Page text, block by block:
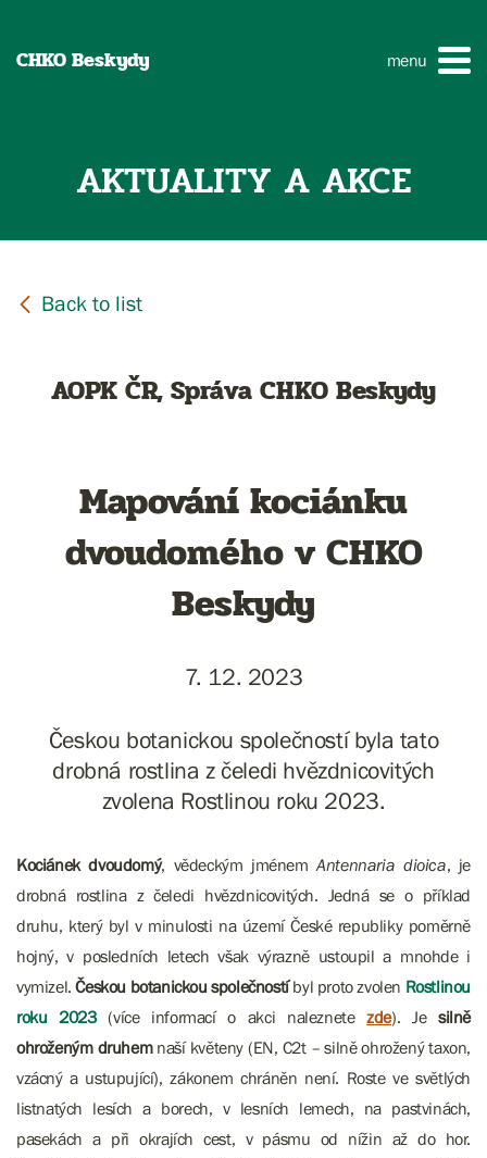
CHKO Beskydy menu
AKTUALITY A AKCE
AOPK ČR, Správa CHKO Beskydy
Mapování kociánku
dvoudomého v CHKO
Beskydy
7. 12. 2023
Českou botanickou společností byla tato
drobná rostlina z čeledi hvězdnicovitých
zvolena Rostlinou roku 2023.
Kociánek dvoudomý, vědeckým jménemAntennaria dioica, je
drobná rostlina z čeledi hvězdnicovitých. Jedná se o příklad
druhu, který byl v minulosti na území České republiky poměrně
hojný, v posledních letech však výrazně ustoupil a mnohde i
vymizel.Českou botanickou společnostíbyl proto zvolen Rostlinou
roku 2023(více informací o akci naleznetezde). Je silně
ohroženým druhemnaší květeny (EN, C2t – silně ohrožený taxon,
vzácný a ustupující), zákonem chráněn není. Roste ve světlých
listnatých lesích a borech, v lesních lemech, na pastvinách,
pasekách a při okrajích cest, v pásmu od nížin až do hor.